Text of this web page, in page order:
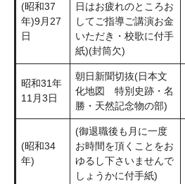
(昭和37
年)9月27
日
日はお疲れのところお
してご指導ご講演お金
いただき・校歌に付手
紙)(封筒欠)
昭和31年
11月3日
朝日新聞切抜(日本文
化地図 特別史跡・名
勝・天然記念物の部)
(昭和34
年)
(御退職後も月に一度
お時間を頂くことをお
ゆるし下さいませんで
しょうかに付手紙)